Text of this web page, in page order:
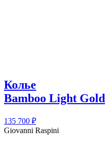
Колье
Bamboo Light Gold
135 700 ₽
Giovanni Raspini